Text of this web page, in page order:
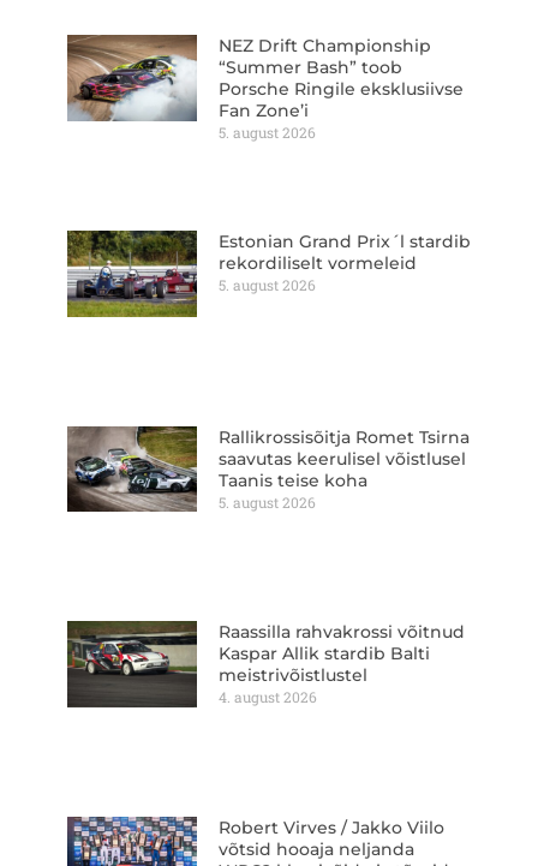
NEZ Drift Championship
“Summer Bash” toob
Porsche Ringile eksklusiivse
Fan Zone’i
5. august 2026
Estonian Grand Prix´l stardib
rekordiliselt vormeleid
5. august 2026
Rallikrossisõitja Romet Tsirna
saavutas keerulisel võistlusel
Taanis teise koha
5. august 2026
Raassilla rahvakrossi võitnud
Kaspar Allik stardib Balti
meistrivõistlustel
4. august 2026
Robert Virves / Jakko Viilo
võtsid hooaja neljanda